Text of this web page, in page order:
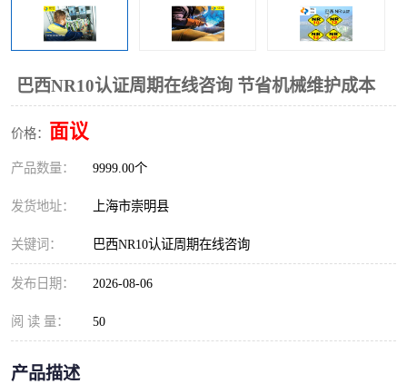
巴西NR10认证周期在线咨询 节省机械维护成本
价格： 面议
产品数量： 9999.00个
发货地址： 上海市崇明县
关键词： 巴西NR10认证周期在线咨询
发布日期： 2026-08-06
阅 读 量： 50
产品描述